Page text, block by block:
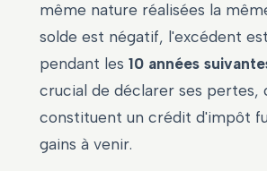
même nature réalisées la
solde est négatif, l'excédent
pendant les 10 années
crucial de déclarer ses pertes,
constituent un crédit d'impôt
gains à venir.